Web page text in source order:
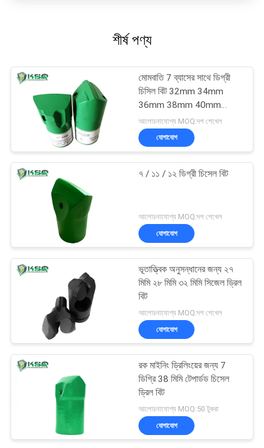
শীর্ষ পণ্য
মোমবাতি 7 ব্যাসের সাথে ডিগ্রী
চিসিল বিট 32mm 34mm
36mm 38mm 40mm
42mm
আলোচনাযোগ্য MOQ:দশ শেখেল
যোগাযোগ
৭ / ১১ / ১২ ডিগ্রী চিসেল বিট
আলোচনাযোগ্য MOQ:দশ শেখেল
যোগাযোগ
ভূতাত্ত্বিক অনুসন্ধানের জন্য ২৭
মিমি ২৮ মিমি ৩২ মিমি সিজেল ড্রিল
বিট
আলোচনাযোগ্য MOQ:দশ শেখেল
যোগাযোগ
রক মাইনিং ড্রিলিংয়ের জন্য 7
ডিগ্রি 38 মিমি টেপার্ডড চিসেল
ড্রিল বিট
আলোচনাযোগ্য MOQ:50 টুকরা
যোগাযোগ